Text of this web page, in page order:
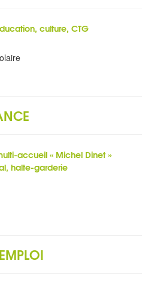
culture, CTG
accueil « Michel Dinet »
halte-garderie